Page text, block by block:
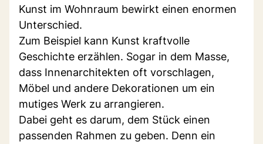
Kunst im Wohnraum bewirkt einen enormen
Unterschied.
Zum Beispiel kann Kunst kraftvolle
Geschichte erzählen. Sogar in dem Masse,
dass Innenarchitekten oft vorschlagen,
Möbel und andere Dekorationen um ein
mutiges Werk zu arrangieren.
Dabei geht es darum, dem Stück einen
passenden Rahmen zu geben. Denn ein